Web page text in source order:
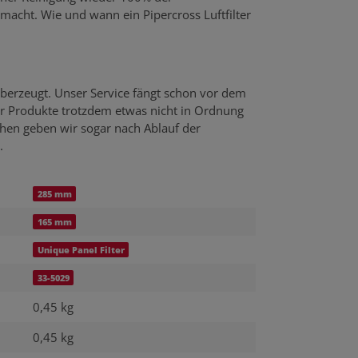
Wie und wann ein Pipercross Luftfilter
Unser Service fängt schon vor dem
Produkte trotzdem etwas nicht in Ordnung
geben wir sogar nach Ablauf der
285 mm
165 mm
Unique Panel Filter
33-5029
0,45 kg
0,45 kg